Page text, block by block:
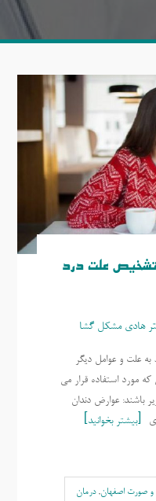
علت درد
هادی مشکل گشا
علت و عوامل دیگر
مورد استفاده قرار می
باشند: عوارض دندان
بیشتر بخوانید
صورت اصفهان,درمان